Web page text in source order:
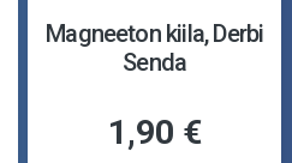
Magneeton kiila, Derbi
Senda
1,90 €